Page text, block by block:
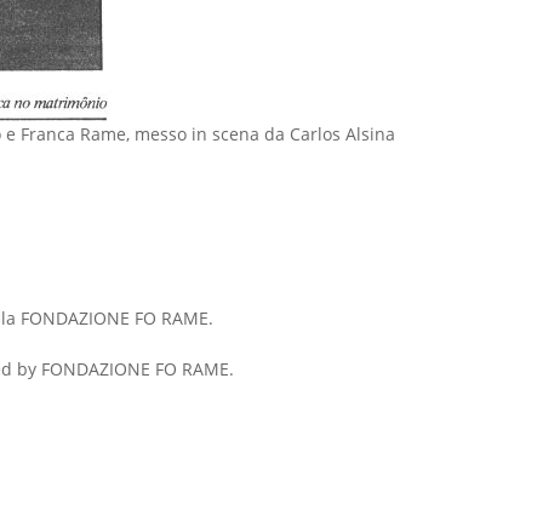
Rame, messo in scena da Carlos Alsina
FO RAME.
FONDAZIONE FO RAME.